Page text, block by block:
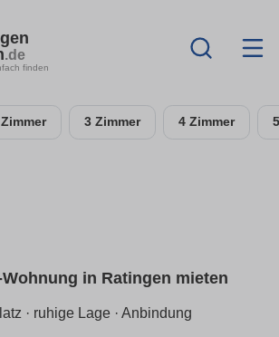
.de
finden
3 Zimmer 4 Zimmer
in Ratingen mieten
· ruhige Lage · Anbindung